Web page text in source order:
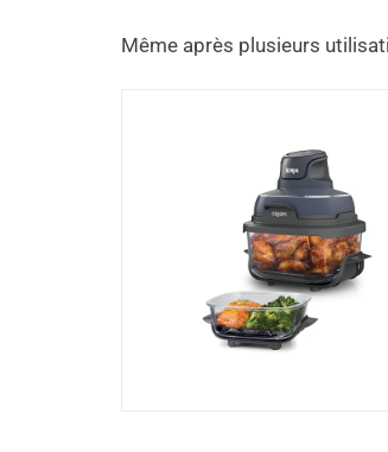
Même après plusieurs